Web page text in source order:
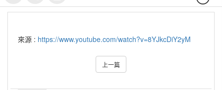
來源 : https://www.youtube.com/watch?v=8YJkcDiY2yM
上一篇